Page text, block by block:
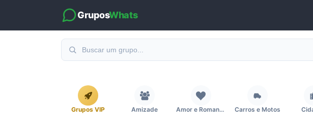
GruposWhats
Grupos VIP Amizade Amor e Romance Carros e Motos